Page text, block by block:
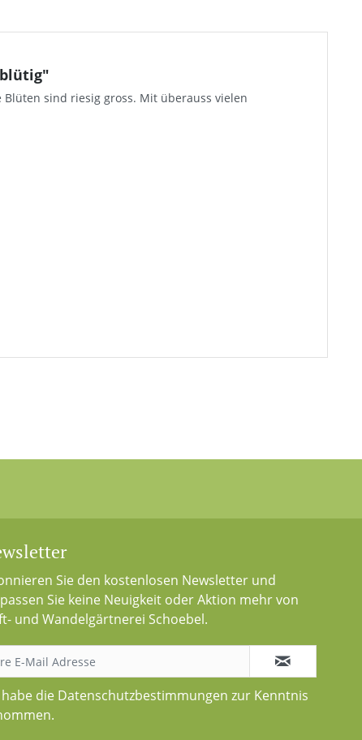
sind riesig gross. Mit überauss vielen
Sie den kostenlosen Newsletter und
Sie keine Neuigkeit oder Aktion mehr von
und Wandelgärtnerei Schoebel.
die Datenschutzbestimmungen zur Kenntnis